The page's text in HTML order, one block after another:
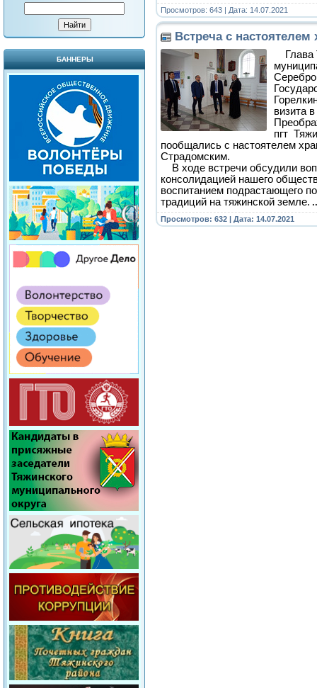
БАННЕРЫ
Просмотров: 643 | Дата: 14.07.2021
Встреча с настоятелем
Глава
визита
пгт
пообщались с настоятелем
Страдомским.
В ходе встречи обсудили
консолидацией нашего
воспитанием подрастающего
традиций на тяжинской земле.
Просмотров: 632 | Дата: 14.07.2021